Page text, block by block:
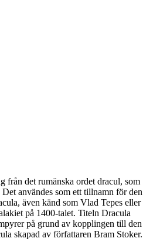
från det rumänska ordet dracul, som
användes som ett tillnamn för den
även känd som Vlad Tepes eller
på 1400-talet. Titeln Dracula
på grund av kopplingen till den
skapad av författaren Bram Stoker.